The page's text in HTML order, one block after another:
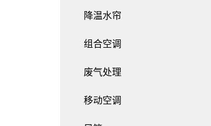
降温水帘
组合空调
废气处理
移动空调